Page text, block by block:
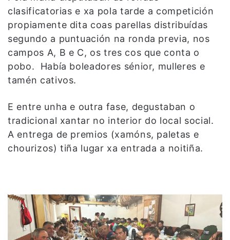
clasificatorias e xa pola tarde a competición
propiamente dita coas parellas distribuídas
segundo a puntuación na ronda previa, nos
campos A, B e C, os tres cos que conta o
pobo. Había boleadores sénior, mulleres e
tamén cativos.
E entre unha e outra fase, degustaban o
tradicional xantar no interior do local social.
A entrega de premios (xamóns, paletas e
chourizos) tiña lugar xa entrada a noitiña.